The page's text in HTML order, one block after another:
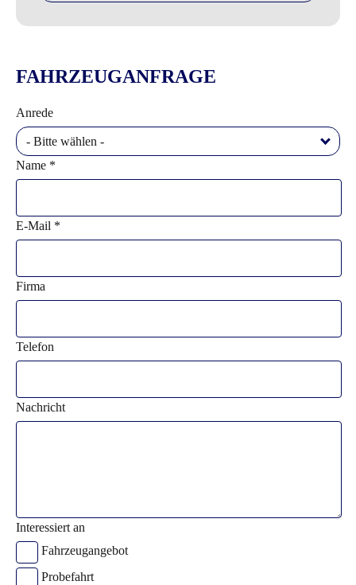
FAHRZEUGANFRAGE
Anrede
- Bitte wählen -
Name *
E-Mail *
Firma
Telefon
Nachricht
Interessiert an
Fahrzeugangebot
Probefahrt